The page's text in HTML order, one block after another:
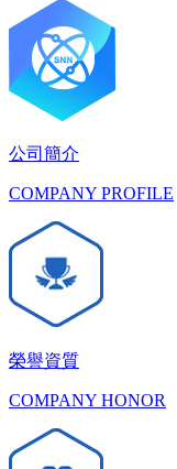
公司簡介
COMPANY PROFILE
榮譽資質
COMPANY HONOR